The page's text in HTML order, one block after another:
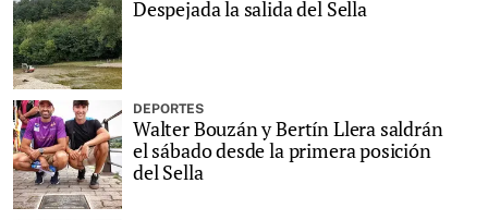
Despejada la salida del Sella
DEPORTES
Walter Bouzán y Bertín Llera saldrán
el sábado desde la primera posición
del Sella